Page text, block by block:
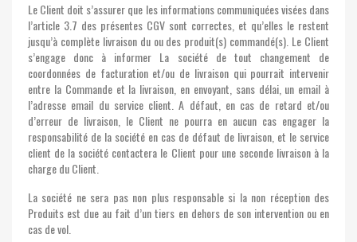
Le Client doit s’assurer que les informations communiquées visées dans
l’article 3.7 des présentes CGV sont correctes, et qu’elles le restent
jusqu’à complète livraison du ou des produit(s) commandé(s). Le Client
s’engage donc à informer La société de tout changement de
coordonnées de facturation et/ou de livraison qui pourrait intervenir
entre la Commande et la livraison, en envoyant, sans délai, un email à
l’adresse email du service client. A défaut, en cas de retard et/ou
d’erreur de livraison, le Client ne pourra en aucun cas engager la
responsabilité de la société en cas de défaut de livraison, et le service
client de la société contactera le Client pour une seconde livraison à la
charge du Client.
La société ne sera pas non plus responsable si la non réception des
Produits est due au fait d’un tiers en dehors de son intervention ou en
cas de vol.